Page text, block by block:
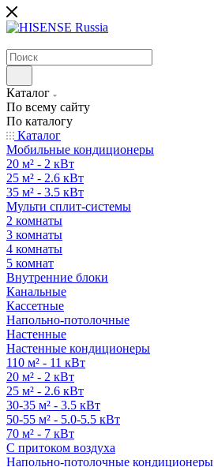
Каталог
По всему сайту
По каталогу
Каталог
Мобильные кондиционеры
20 м² - 2 кВт
25 м² - 2.6 кВт
35 м² - 3.5 кВт
Мульти сплит-системы
2 комнаты
3 комнаты
4 комнаты
5 комнат
Внутренние блоки
Канальные
Кассетные
Напольно-потолочные
Настенные
Настенные кондиционеры
110 м² - 11 кВт
20 м² - 2 кВт
25 м² - 2.6 кВт
30-35 м² - 3.5 кВт
50-55 м² - 5.0-5.5 кВт
70 м² - 7 кВт
С притоком воздуха
Напольно-потолочные кондиционеры